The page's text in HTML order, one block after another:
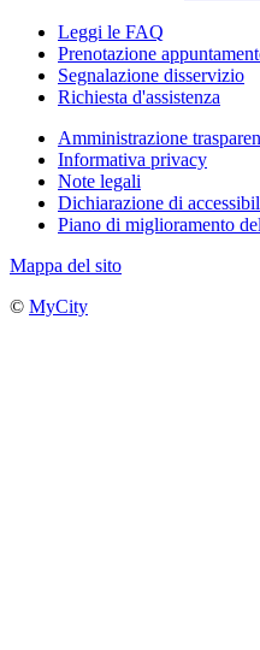
Leggi le FAQ
Prenotazione
Segnalazione disservizio
Richiesta d'assistenza
Amministrazione
Informativa privacy
Note legali
Dichiarazione di
Piano di miglioramento
Mappa del sito
© MyCity